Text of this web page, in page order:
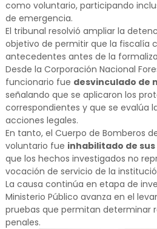
como voluntario, participando
de emergencia.
El tribunal resolvió ampliar la
objetivo de permitir que la fiscalía
antecedentes antes de la
Desde la Corporación Nacional
funcionario fue desvinculado de
señalando que se aplicaron los
correspondientes y que se evalúa
acciones legales.
En tanto, el Cuerpo de Bomberos
voluntario fue inhabilitado de
que los hechos investigados no
vocación de servicio de la
La causa continúa en etapa de
Ministerio Público avanza en el
pruebas que permitan determinar
penales.